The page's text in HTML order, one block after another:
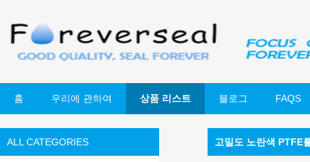
홈 우리에 관하여 상품 리스트 블로그 FAQS
ALL CATEGORIES 고밀도 노란색 PTFE